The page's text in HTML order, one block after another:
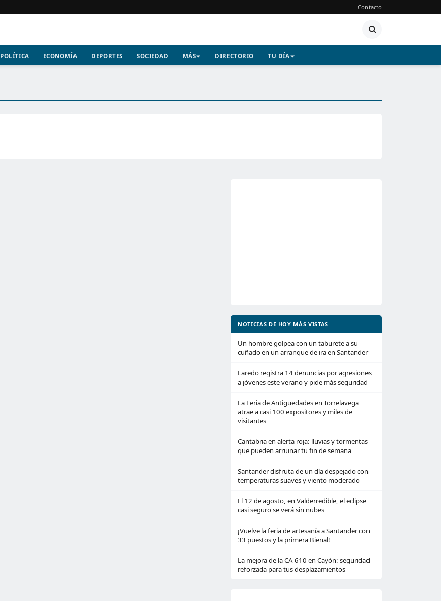
Contacto
POLÍTICA ECONOMÍA DEPORTES SOCIEDAD MÁS DIRECTORIO TU DÍA
NOTICIAS DE HOY MÁS VISTAS
Un hombre golpea con un taburete a su
cuñado en un arranque de ira en Santander
Laredo registra 14 denuncias por agresiones
a jóvenes este verano y pide más seguridad
La Feria de Antigüedades en Torrelavega
atrae a casi 100 expositores y miles de
visitantes
Cantabria en alerta roja: lluvias y tormentas
que pueden arruinar tu fin de semana
Santander disfruta de un día despejado con
temperaturas suaves y viento moderado
El 12 de agosto, en Valderredible, el eclipse
casi seguro se verá sin nubes
¡Vuelve la feria de artesanía a Santander con
33 puestos y la primera Bienal!
La mejora de la CA-610 en Cayón: seguridad
reforzada para tus desplazamientos